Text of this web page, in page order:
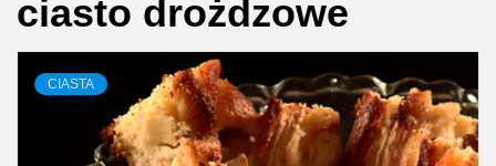
ciasto drożdzowe
CIASTA